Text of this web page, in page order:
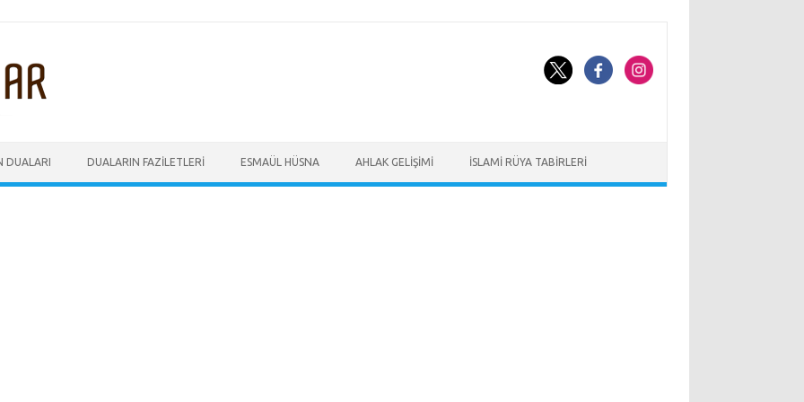
DUALARI DUALARIN FAZILETLERI ESMAÜL HÜSNA AHLAK GELIŞIMI İSLAMI RÜYA TABIRLERI